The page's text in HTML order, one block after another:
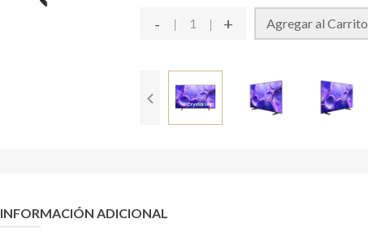
- + Agregar al Carrito
INFORMACIÓN ADICIONAL